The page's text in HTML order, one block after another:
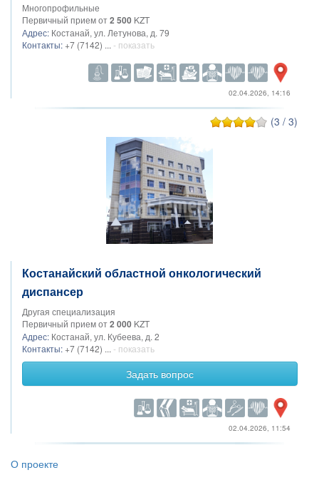
Многопрофильные
Первичный прием от2 500 KZT
Адрес: Костанай, ул. Летунова, д. 79
Контакты: +7 (7142) ... - показать
02.04.2026, 14:16
(3 / 3)
Костанайский областной онкологический
диспансер
Другая специализация
Первичный прием от2 000 KZT
Адрес: Костанай, ул. Кубеева, д. 2
Контакты: +7 (7142) ... - показать
Задать вопрос
02.04.2026, 11:54
О проекте